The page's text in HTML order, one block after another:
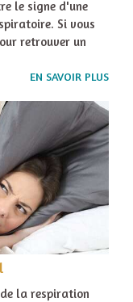
le signe d'une
Si vous
retrouver un
EN SAVOIR PLUS
la respiration